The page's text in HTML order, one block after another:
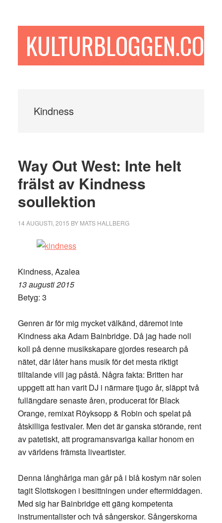
sidofältetKULTURBLOGGEN.COM
Kindness
Way Out West: Inte helt
frälst av Kindness
soullektion
14 AUGUSTI, 2015 BY MATS HALLBERG
Kindness, Azalea
13 augusti 2015
Betyg: 3
Genren är för mig mycket välkänd, däremot inte
Kindness aka Adam Bainbridge. Då jag hade noll
koll på denne musikskapare gjordes research på
nätet, där låter hans musik för det mesta riktigt
tilltalande vill jag påstå. Några fakta: Britten har
uppgett att han varit DJ i närmare tjugo år, släppt två
fullängdare senaste åren, producerat för Black
Orange, remixat Röyksopp & Robin och spelat på
åtskilliga festivaler. Men det är ganska störande, rent
av patetiskt, att programansvariga kallar honom en
av världens främsta liveartister.
Denna långhåriga man går på i blå kostym när solen
tagit Slottskogen i besittningen under eftermiddagen.
Med sig har Bainbridge ett gäng kompetenta
instrumentalister och två sångerskor. Sångerskorna